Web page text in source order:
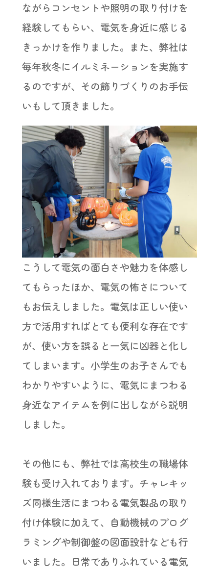
ながらコンセントや照明の取り付けを
経験してもらい、電気を身近に感じる
きっかけを作りました。また、弊社は
毎年秋冬にイルミネーションを実施す
るのですが、その飾りづくりのお手伝
いもして頂きました。
こうして電気の面白さや魅力を体感し
てもらったほか、電気の怖さについて
もお伝えしました。電気は正しい使い
方で活用すればとても便利な存在です
が、使い方を誤ると一気に凶器と化し
てしまいます。小学生のお子さんでも
わかりやすいように、電気にまつわる
身近なアイテムを例に出しながら説明
しました。
その他にも、弊社では高校生の職場体
験も受け入れております。チャレキッ
ズ同様生活にまつわる電気製品の取り
付け体験に加えて、自動機械のプログ
ラミングや制御盤の図面設計なども行
いました。日常でありふれている電気